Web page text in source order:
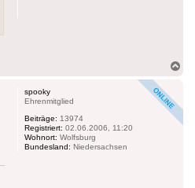
spooky
Ehrenmitglied
Beiträge: 13974
Registriert: 02.06.2006, 11:20
Wohnort: Wolfsburg
Bundesland: Niedersachsen